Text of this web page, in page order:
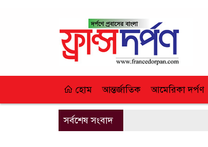
হোম আন্তর্জাতিক আমেরিকা দর্পণ
সর্বশেষ সংবাদ